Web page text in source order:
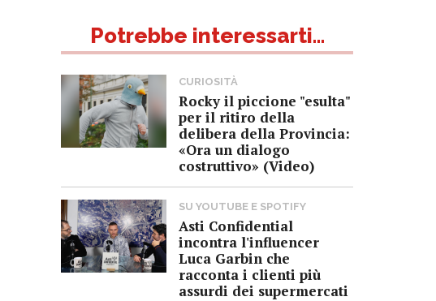
Potrebbe interessarti...
CURIOSITÀ
Rocky il piccione "esulta"
per il ritiro della
delibera della Provincia:
«Ora un dialogo
costruttivo» (Video)
SU YOUTUBE E SPOTIFY
Asti Confidential
incontra l'influencer
Luca Garbin che
racconta i clienti più
assurdi dei supermercati